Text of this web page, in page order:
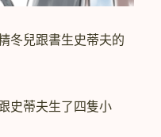
冬兒跟書生史蒂夫的
史蒂夫生了四隻小